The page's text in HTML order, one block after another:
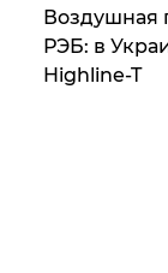
Воздушная
РЭБ: в
Highline-T